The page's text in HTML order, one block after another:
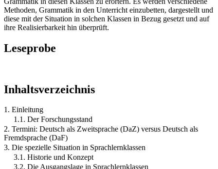
Methoden, Grammatik in den Unterricht einzubetten, dargestellt und
diese mit der Situation in solchen Klassen in Bezug gesetzt und auf
ihre Realisierbarkeit hin überprüft.
Leseprobe
Inhaltsverzeichnis
1. Einleitung
1.1. Der Forschungsstand
2. Termini: Deutsch als Zweitsprache (DaZ) versus Deutsch als
Fremdsprache (DaF)
3. Die spezielle Situation in Sprachlernklassen
3.1. Historie und Konzept
3.2. Die Ausgangslage in Sprachlernklassen